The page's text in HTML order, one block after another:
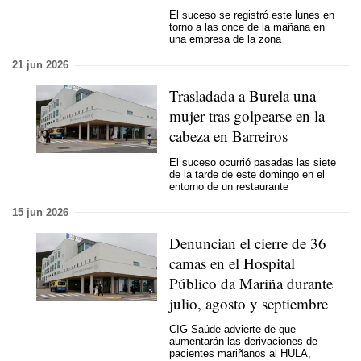
El suceso se registró este lunes en
torno a las once de la mañana en
una empresa de la zona
21 jun 2026
Trasladada a Burela una
mujer tras golpearse en la
cabeza en Barreiros
El suceso ocurrió pasadas las siete
de la tarde de este domingo en el
entorno de un restaurante
15 jun 2026
Denuncian el cierre de 36
camas en el Hospital
Público da Mariña durante
julio, agosto y septiembre
CIG-Saúde advierte de que
aumentarán las derivaciones de
pacientes mariñanos al HULA,